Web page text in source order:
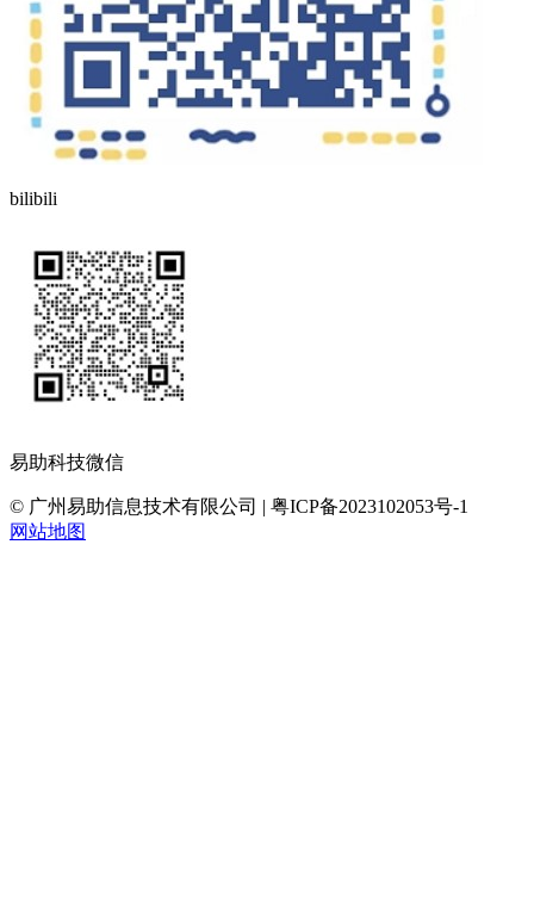
bilibili
易助科技微信
© 广州易助信息技术有限公司 | 粤ICP备2023102053号-1
网站地图